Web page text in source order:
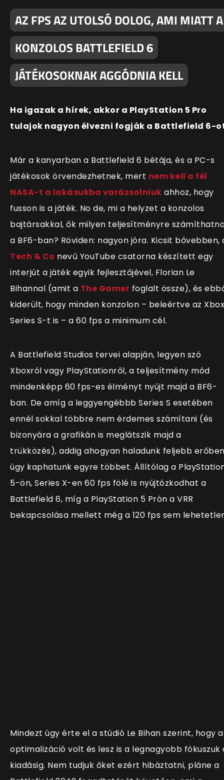
AZ FPS AZ UTOLSÓ DOLOG, AMI MIATT A
KONZOLOS BATTLEFIELD 6
JÁTÉKOSOKNAK AGGÓDNIA KELL
Ha igazak a hírek, akkor a PlayStation 5 Pro
tulajok nagyon élvezni fogják a Battlefield 6-
Már a kanyarban a Battlefield 6 bétája, és a PC-s
játékosok örvendezhetnek, mert nem kell a fél
NASA-t a lakásukba varázsolniuk ahhoz, hogy
fusson is a játék. No de, mi a helyzet a konzolos
bajtársakkal, ők milyen teljesítményre
a BF6-ban? Röviden: nagyon jóra. Kicsit bővebben,
Tech & Co nevű YouTube csatorna készített egy
interjút a játék egyik fejlesztőjével, Florian Le
Bihannal (amit a The Gamer foglalt össze), és
kiderült, hogy minden konzolon – beleértve az Xbox
Series S-t is – a 60 fps a minimum cél.
A Battlefield Studios tervei alapján, legyen szó
Xboxról vagy PlayStationről, a teljesítmény mód
mindenképp 60 fps-es élményt nyújt majd a BF6-
ban. De amíg a leggyengébbb Series S esetében
ennél sokkal többre nem érdemes számítani (és
bizonyára a grafikán is meglátszik majd a
trükközés), addig ahogyan haladunk feljebb
úgy kaphatunk egyre többet. Állítólag a
5-ön, Series X-en 60 fps fölé is nyújtózkodhat a
Battlefield 6, míg a PlayStation 5 Prón a VRR
bekapcsolása mellett még a 120 fps sem
Mindezt úgy érte el a stúdió Le Bihan szerint, hogy
optimalizáció volt és lesz is a legnagyobb fókuszuk
kiadásig. Nem tudjuk őket ezért hibáztatni, pláne a